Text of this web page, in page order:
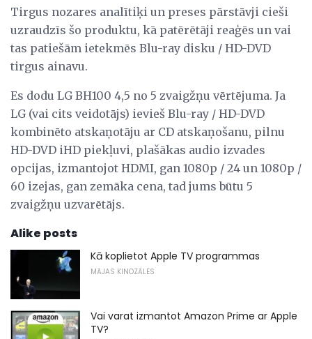
Tirgus nozares analītiķi un preses pārstāvji cieši
uzraudzīs šo produktu, kā patērētāji reaģēs un vai
tas patiešām ietekmēs Blu-ray disku / HD-DVD
tirgus ainavu.
Es dodu LG BH100 4,5 no 5 zvaigžņu vērtējuma. Ja
LG (vai cits veidotājs) ievieš Blu-ray / HD-DVD
kombinēto atskaņotāju ar CD atskaņošanu, pilnu
HD-DVD iHD piekļuvi, plašākas audio izvades
opcijas, izmantojot HDMI, gan 1080p / 24 un 1080p /
60 izejas, gan zemāka cena, tad jums būtu 5
zvaigžņu uzvarētājs.
Alike posts
Kā koplietot Apple TV programmas
MĀJAS KINOZĀLES
Vai varat izmantot Amazon Prime ar Apple
TV?